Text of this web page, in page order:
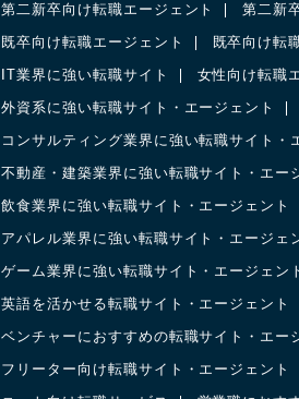
第二新卒向け転職エージェント 第二新
既卒向け転職エージェント 既卒向け転
IT業界に強い転職サイト 女性向け転職
外資系に強い転職サイト・エージェント
コンサルティング業界に強い転職サイト・
不動産・建築業界に強い転職サイト・エー
飲食業界に強い転職サイト・エージェント
アパレル業界に強い転職サイト・エージェ
ゲーム業界に強い転職サイト・エージェン
英語を活かせる転職サイト・エージェント
ベンチャーにおすすめの転職サイト・エー
フリーター向け転職サイト・エージェント